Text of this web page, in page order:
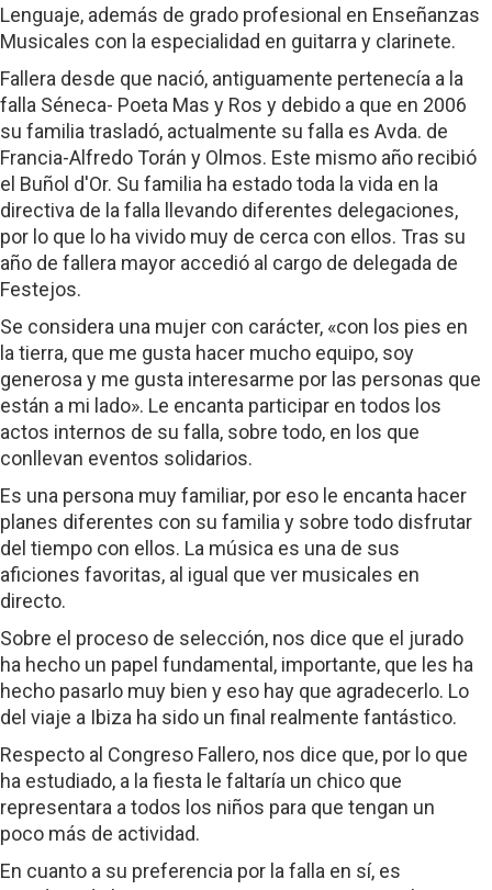
Lenguaje, además de grado profesional en Enseñanzas
Musicales con la especialidad en guitarra y clarinete.
Fallera desde que nació, antiguamente pertenecía a la
falla Séneca- Poeta Mas y Ros y debido a que en 2006
su familia trasladó, actualmente su falla es Avda. de
Francia-Alfredo Torán y Olmos. Este mismo año recibió
el Buñol d'Or. Su familia ha estado toda la vida en la
directiva de la falla llevando diferentes delegaciones,
por lo que lo ha vivido muy de cerca con ellos. Tras su
año de fallera mayor accedió al cargo de delegada de
Festejos.
Se considera una mujer con carácter, «con los pies en
la tierra, que me gusta hacer mucho equipo, soy
generosa y me gusta interesarme por las personas que
están a mi lado». Le encanta participar en todos los
actos internos de su falla, sobre todo, en los que
conllevan eventos solidarios.
Es una persona muy familiar, por eso le encanta hacer
planes diferentes con su familia y sobre todo disfrutar
del tiempo con ellos. La música es una de sus
aficiones favoritas, al igual que ver musicales en
directo.
Sobre el proceso de selección, nos dice que el jurado
ha hecho un papel fundamental, importante, que les ha
hecho pasarlo muy bien y eso hay que agradecerlo. Lo
del viaje a Ibiza ha sido un final realmente fantástico.
Respecto al Congreso Fallero, nos dice que, por lo que
ha estudiado, a la fiesta le faltaría un chico que
representara a todos los niños para que tengan un
poco más de actividad.
En cuanto a su preferencia por la falla en sí, es